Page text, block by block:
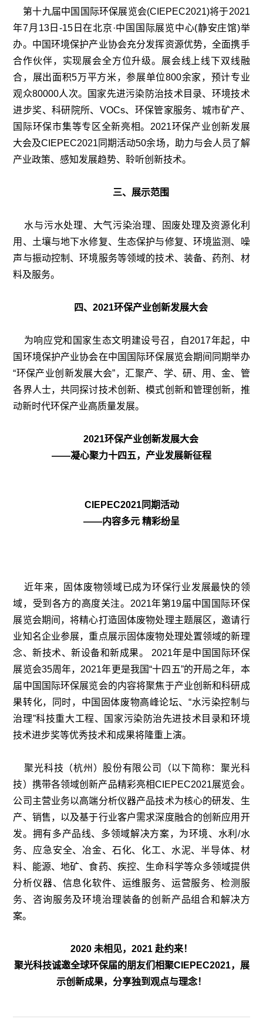
第十九届中国国际环保展览会(CIEPEC2021)将于2021
年7月13日-15日在北京·中国国际展览中心(静安庄馆)举
办。中国环境保护产业协会充分发挥资源优势，全面携手
合作伙伴，实现展会全方位升级。展会线上线下双线融
合，展出面积5万平方米，参展单位800余家，预计专业
观众80000人次。国家先进污染防治技术目录、环境技术
进步奖、科研院所、VOCs、环保管家服务、城市矿产、
国际环保市集等专区全新亮相。2021环保产业创新发展
大会及CIEPEC2021同期活动50余场，助力与会人员了解
产业政策、感知发展趋势、聆听创新技术。
三、展示范围
水与污水处理、大气污染治理、固废处理及资源化利
用、土壤与地下水修复、生态保护与修复、环境监测、噪
声与振动控制、环境服务等领域的技术、装备、药剂、材
料及服务。
四、2021环保产业创新发展大会
为响应党和国家生态文明建设号召，自2017年起，中
国环境保护产业协会在中国国际环保展览会期间同期举办
“环保产业创新发展大会”，汇聚产、学、研、用、金、管
各界人士，共同探讨技术创新、模式创新和管理创新，推
动新时代环保产业高质量发展。
2021环保产业创新发展大会
——凝心聚力十四五，产业发展新征程
CIEPEC2021同期活动
——内容多元 精彩纷呈
近年来，固体废物领域已成为环保行业发展最快的领
域，受到各方的高度关注。2021年第19届中国国际环保
展览会期间，将精心打造固体废物处理主题展区，邀请行
业知名企业参展，重点展示固体废物处理处置领域的新理
念、新技术、新设备和新成果。
2021年是中国国际环保
展览会35周年，2021年更是我国“十四五”的开局之年， 本
届中国国际环保展览会的内容将聚焦于产业创新和科研成
果转化，
同时，中国固体废物高峰论坛、“水污染控制与
治理”科技重大工程、国家污染防治先进技术目录和环境
技术进步奖等优秀技术和成果将隆重上演。
聚光科技（杭州）股份有限公司（以下简称：聚光科
技）携带各领域创新产品精彩亮相CIEPEC2021展览会。
公司主营业务以高端分析仪器产品技术为核心的研发、生
产、销售，以及基于行业客户需求深度融合的创新应用开
发。拥有多产品线、多领域解决方案，为环境、水利/水
务、应急安全、冶金、石化、化工、水泥、半导体、材
料、能源、地矿、食药、疾控、生命科学等众多领域提供
分析仪器、信息化软件、运维服务、运营服务、检测服
务、咨询服务及环境治理装备的创新产品组合和解决方
案。
2020 未相见，2021 赴约来！
聚光科技诚邀全球环保届的朋友们相聚CIEPEC2021，展
示创新成果，分享独到观点与理念！